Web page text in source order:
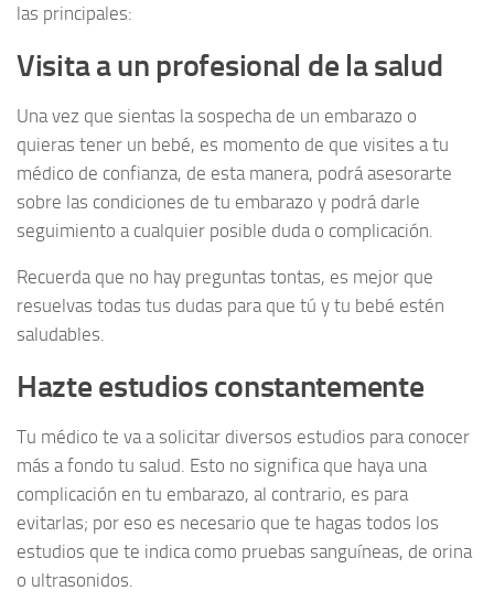
las principales:
Visita a un profesional de la salud
Una vez que sientas la sospecha de un embarazo o
quieras tener un bebé, es momento de que visites a tu
médico de confianza, de esta manera, podrá asesorarte
sobre las condiciones de tu embarazo y podrá darle
seguimiento a cualquier posible duda o complicación.
Recuerda que no hay preguntas tontas, es mejor que
resuelvas todas tus dudas para que tú y tu bebé estén
saludables.
Hazte estudios constantemente
Tu médico te va a solicitar diversos estudios para conocer
más a fondo tu salud. Esto no significa que haya una
complicación en tu embarazo, al contrario, es para
evitarlas; por eso es necesario que te hagas todos los
estudios que te indica como pruebas sanguíneas, de orina
o ultrasonidos.